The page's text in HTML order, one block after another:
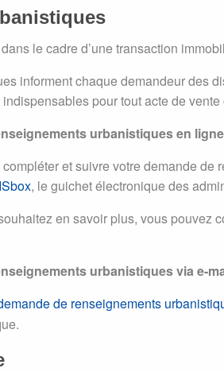
le cadre d’une transaction
informent chaque demandeur des
pour tout acte de
urbanistiques en ligne
et suivre votre demande
, le guichet électronique des
en savoir plus, vous pouvez
urbanistiques via e-
de renseignements